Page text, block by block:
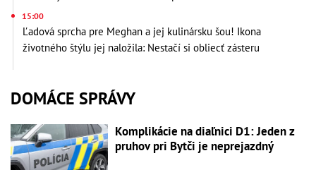
15:00
Ľadová sprcha pre Meghan a jej kulinársku šou! Ikona
životného štýlu jej naložila: Nestačí si obliecť zásteru
DOMÁCE SPRÁVY
Komplikácie na diaľnici D1: Jeden z
pruhov pri Bytči je neprejazdný